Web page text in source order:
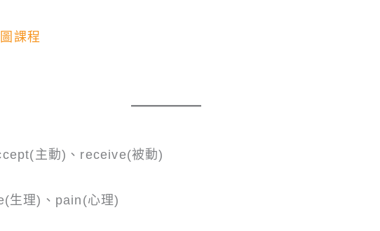
課程
主動)、receive(被動)
生理)、pain(心理)